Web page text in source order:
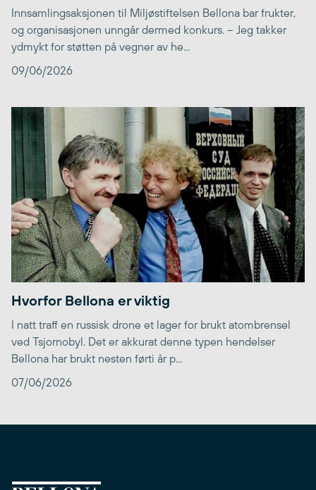
Innsamlingsaksjonen til Miljøstiftelsen Bellona bar frukter,
og organisasjonen unngår dermed konkurs. – Jeg takker
ydmykt for støtten på vegner av he...
09/06/2026
Hvorfor Bellona er viktig
I natt traff en russisk drone et lager for brukt atombrensel
ved Tsjornobyl. Det er akkurat denne typen hendelser
Bellona har brukt nesten førti år p...
07/06/2026